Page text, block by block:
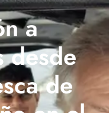
a
desde
de